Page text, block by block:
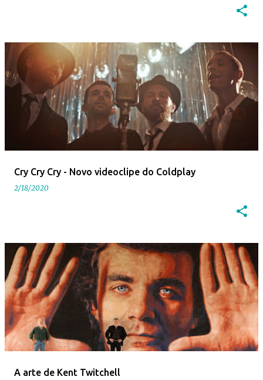
Cry Cry Cry - Novo videoclipe do Coldplay
2/18/2020
A arte de Kent Twitchell